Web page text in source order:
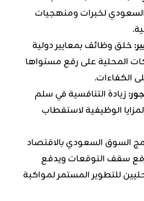
لخبرات ومنهجيات
خلق وظائف بمعايير دولية
المحلية على رفع مستواها
الكفاءات.
زيادة التنافسية في سلم
الوظيفية لاستقطاب
السوق السعودي بالاقتصاد
سقف التوقعات ويدفع
للتطوير المستمر لمواكبة